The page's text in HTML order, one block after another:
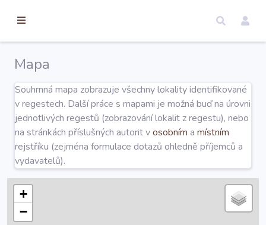
Úvod
Edice
Regesty
Hledat
Mapa
Souhrnná mapa zobrazuje všechny lokality identifikované
v regestech. Další práce s mapami je možná buď na úrovni
jednotlivých regestů (zobrazování lokalit z regestu), nebo
na stránkách příslušných autorit vosobním a místním
rejstříku (zejména formulace dotazů ohledně příjemců a
vydavatelů).
+
−